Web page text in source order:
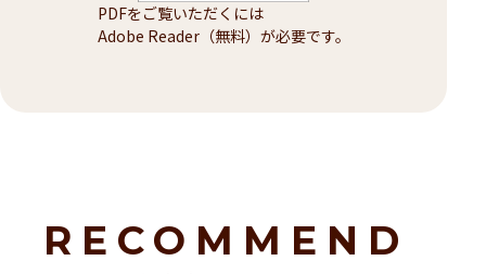
PDFをご覧いただくには
Adobe Reader（無料）が必要です。
RECOMMEND